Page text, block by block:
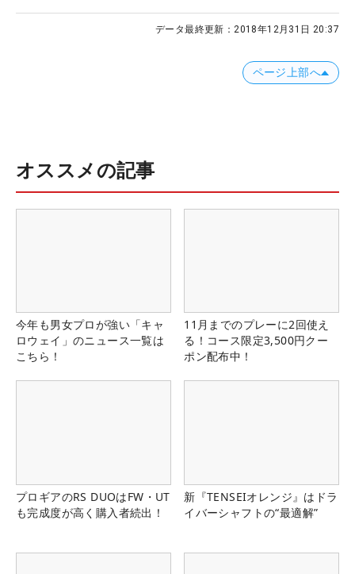
データ最終更新：2018年12月31日 20:37
ページ上部へ
オススメの記事
今年も男女プロが強い「キャ
ロウェイ」のニュース一覧は
こちら！
11月までのプレーに2回使え
る！コース限定3,500円クー
ポン配布中！
プロギアのRS DUOはFW・UT
も完成度が高く購入者続出！
新『TENSEIオレンジ』はドラ
イバーシャフトの“最適解”